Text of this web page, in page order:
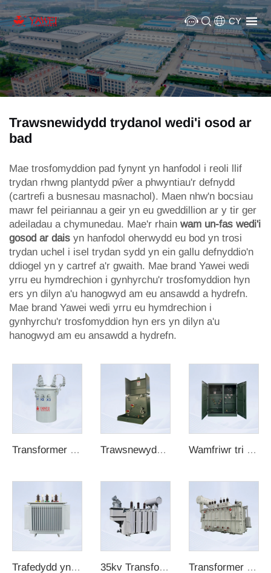
CY
Trawsnewidydd trydanol wedi'i osod ar
bad
Mae trosfomyddion pad fynynt yn hanfodol i reoli llif
trydan rhwng plantydd pŵer a phwyntiau'r defnydd
(cartrefi a busnesau masnachol). Maen nhw'n bocsiau
mawr fel peiriannau a geir yn eu gweddillion ar y tir ger
adeiladau a chymunedau. Mae'r rhain wam un-fas wedi'i
gosod ar dais yn hanfodol oherwydd eu bod yn trosi
trydan uchel i isel trydan sydd yn ein gallu defnyddio'n
ddiogel yn y cartref a'r gwaith. Mae brand Yawei wedi
yrru eu hymdrechion i gynhyrchu'r trosfomyddion hyn
ers yn dilyn a'u hanogwyd am eu ansawdd a hydrefn.
Mae brand Yawei wedi yrru eu hymdrechion i
gynhyrchu'r trosfomyddion hyn ers yn dilyn a'u
hanogwyd am eu ansawdd a hydrefn.
Transformer Fas Sengl ar Gwmpas Trawsnewyddwr Sengl-Fas Sefydlog Wamfriwr tri phedwar ar pad
Trafedydd yn y Dŵr 35kv Transformer Wydr-Wrthdrawn Transformer Powynt